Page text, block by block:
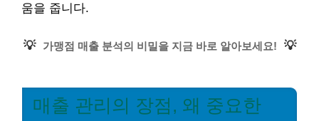
움을 줍니다.
💡 가맹점 매출 분석의 비밀을 지금 바로 알아보세요! 💡
매출 관리의 장점, 왜 중요한